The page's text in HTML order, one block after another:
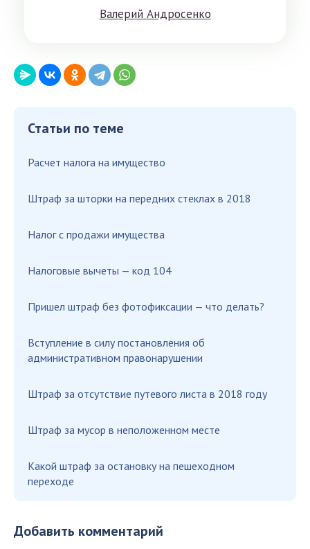
Вaлeрий Aндрoсенко
Статьи по теме
Расчет налога на имущество
Штраф за шторки на передних стеклах в 2018
Налог с продажи имущества
Налоговые вычеты — код 104
Пришел штраф без фотофиксации — что делать?
Вступление в силу постановления об
административном правонарушении
Штраф за отсутствие путевого листа в 2018 году
Штраф за мусор в неположенном месте
Какой штраф за остановку на пешеходном
переходе
Добавить комментарий